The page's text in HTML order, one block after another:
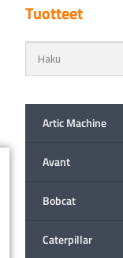
Tuotteet
Artic Machine
Avant
Bobcat
Caterpillar